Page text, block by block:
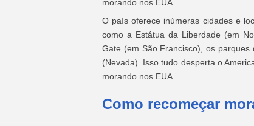
morando nos EUA.
O país oferece inúmeras cidades e
como a Estátua da Liberdade (em
Gate (em São Francisco), os
(Nevada). Isso tudo desperta o
morando nos EUA.
Como recomeçar